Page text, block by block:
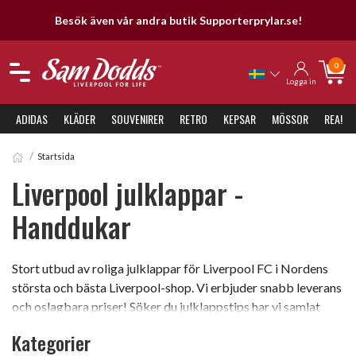
Besök även vår andra butik Supporterprylar.se!
Logga in
0
ADIDAS KLÄDER SOUVENIRER RETRO KEPSAR MÖSSOR REA!
Startsida
Liverpool julklappar -
Handdukar
Stort utbud av roliga julklappar för Liverpool FC i Nordens
största och bästa Liverpool-shop. Vi erbjuder snabb leverans
och oslagbara priser! Söker du julklappstips har vi samlat
uppskattade av Liverpool-supportern. Känslan av att få ett
Kategorier